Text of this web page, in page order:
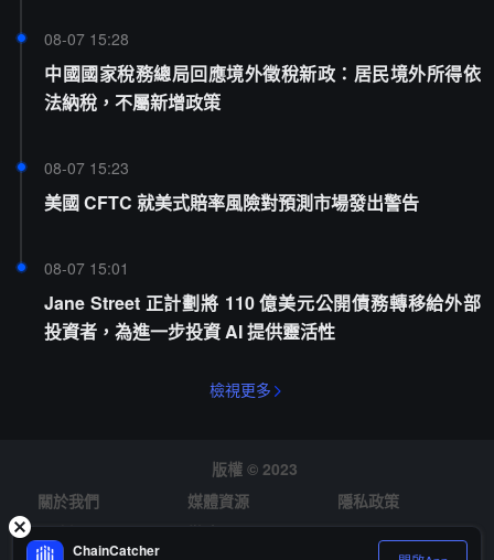
08-07 15:28
中國國家稅務總局回應境外徵稅新政：居民境外所得依
法納稅，不屬新增政策
08-07 15:23
美國 CFTC 就美式賠率風險對預測市場發出警告
08-07 15:01
Jane Street 正計劃將 110 億美元公開債務轉移給外部
投資者，為進一步投資 AI 提供靈活性
檢視更多
版權 © 2023
關於我們
媒體資源
隱私政策
風險提示
徵才
ChainCatcher